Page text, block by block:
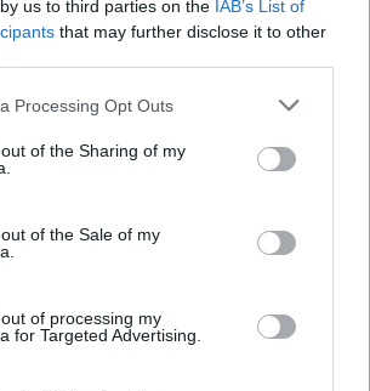
us to third parties on the IAB’s List of
that may further disclose it to other
website/app uses one or more Google
visit or usage behaviour. You may click to
to Google and its third-party tags to
specified purposes in below Google
Processing Opt Outs
of the Sharing of my
of the Sale of my
of processing my
for Targeted Advertising.